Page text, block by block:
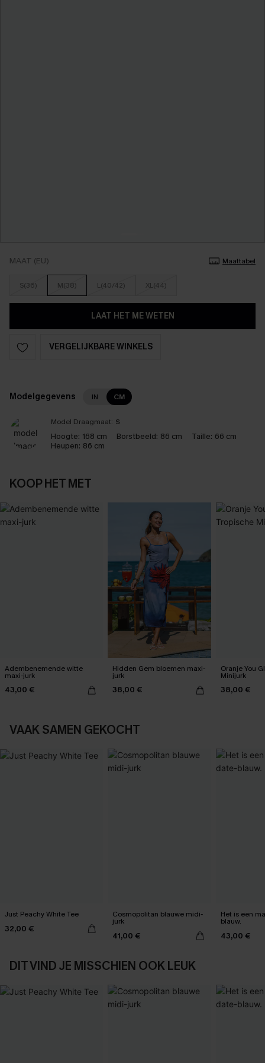
MAAT (EU) Maattabel
S(36) M(38) L(40/42) XL(44)
LAAT HET ME WETEN
VERGELIJKBARE WINKELS
Modelgegevens IN CM
Model Draagmaat: S
Hoogte: 168 cm Borstbeeld: 86 cm Taille: 66 cm
Heupen: 86 cm
KOOP HET MET
Adembenemende witte
maxi-jurk
43,00 €
Hidden Gem bloemen maxi-
jurk
38,00 €
Oranje You
Minijurk
38,00 €
VAAK SAMEN GEKOCHT
Just Peachy White Tee
32,00 €
Cosmopolitan blauwe midi-
jurk
41,00 €
Het is een
blauw.
43,00 €
DIT VIND JE MISSCHIEN OOK LEUK